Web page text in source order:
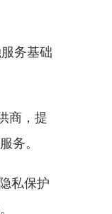
务基础
商，提
务。
私保护